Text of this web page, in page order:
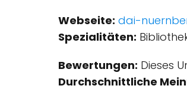
Webseite: dai-
Spezialitäten:
Bewertungen: Dieses
Durchschnittliche